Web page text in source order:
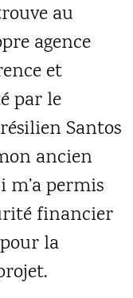
au
agence
et
par le
Santos
ancien
permis
financier
la